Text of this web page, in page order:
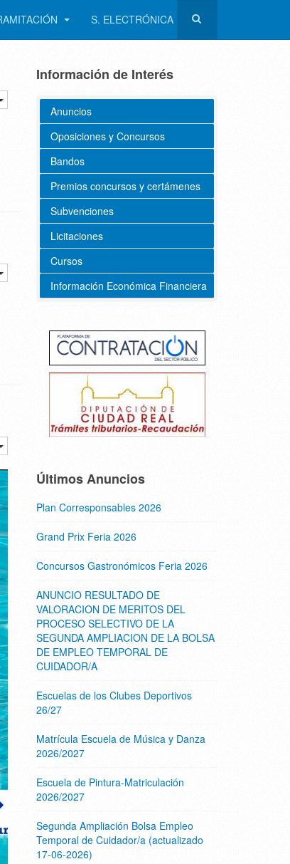
S. ELECTRÓNICA
Información de Interés
Anuncios
Oposiciones y Concursos
Bandos
Premios concursos y certámenes
Subvenciones
Licitaciones
Cursos
Información Económica Financiera
Últimos Anuncios
Plan Corresponsables 2026
Grand Prix Feria 2026
Concursos Gastronómicos Feria 2026
ANUNCIO RESULTADO DE
VALORACION DE MERITOS DEL
PROCESO SELECTIVO DE LA
SEGUNDA AMPLIACION DE LA BOLSA
DE EMPLEO TEMPORAL DE
CUIDADOR/A
Escuelas de los Clubes Deportivos
26/27
Matrícula Escuela de Música y Danza
2026/2027
Escuela de Pintura-Matriculación
2026/2027
Segunda Ampliación Bolsa Empleo
Temporal de Cuidador/a (actualizado
17-06-2026)